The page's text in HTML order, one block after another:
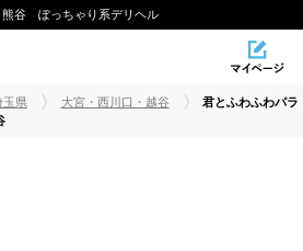
熊谷 ぽっちゃり系デリヘル
玉県
大宮・西川口・越谷
君とふわふわパラ